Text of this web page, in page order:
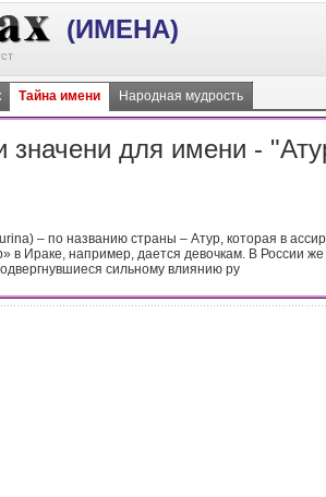
(ИМЕНА)
Тайна имени Народная мудрость
значени для имени -
– по названию страны – Атур, которая в
в Ираке, например, дается девочкам. В России же
сильному влиянию ру